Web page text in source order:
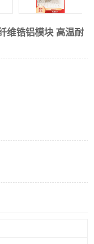
维锆铝模块 高温耐